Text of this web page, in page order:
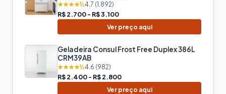
★★★★½4.7 (1.892)
R$ 2.700 - R$ 3.100
Ver preço aqui
Geladeira Consul Frost Free Duplex 386L
CRM39AB
★★★★½4.6 (982)
R$ 2.400 - R$ 2.800
Ver preço aqui